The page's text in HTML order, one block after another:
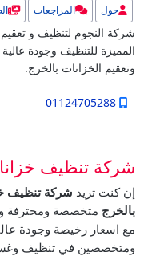
حول المراجعات
شركة النجوم لتنظيف و تعقيم
المميزة للتنظيف وجودة
وتعقيم الخزانات بالخرج.
01124705288
شركة تنظيف
إن كنت تريد شركة تنظيف
بالخرج متخصصة ومحترفة
مع اسعار رخيصة وجودة
ومتخصصين في تنظيف